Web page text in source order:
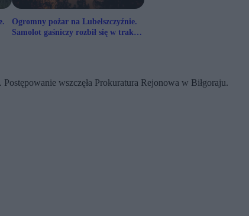
Ogromny pożar na Lubelszczyźnie.
Samolot gaśniczy rozbił się w trakcie
wszczęła Prokuratura Rejonowa w Biłgoraju.